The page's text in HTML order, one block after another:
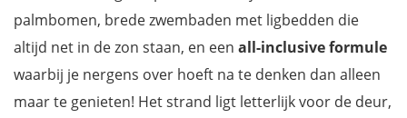
palmbomen, brede zwembaden met ligbedden die
altijd net in de zon staan, en een all-inclusive formule
waarbij je nergens over hoeft na te denken dan alleen
maar te genieten! Het strand ligt letterlijk voor de deur,